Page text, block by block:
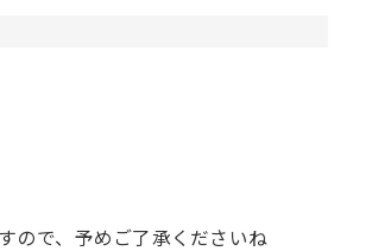
ので、予めご了承くださいね